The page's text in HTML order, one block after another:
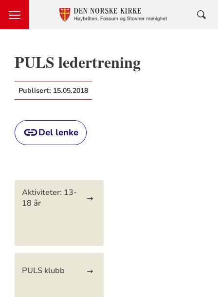
PULS ledertrening
Publisert: 15.05.2018
Del lenke
Artikkelsnarveger
Aktiviteter: 13-
18 år
PULS klubb